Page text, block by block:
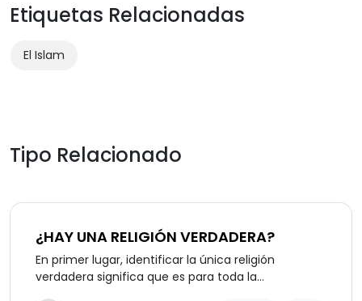
Etiquetas Relacionadas
El Islam
Tipo Relacionado
¿HAY UNA RELIGIÓN VERDADERA?
En primer lugar, identificar la única religión
verdadera significa que es para toda la